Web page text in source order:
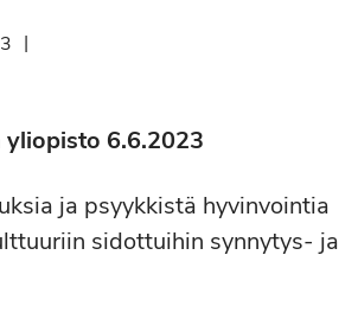
|
yliopisto 6.6.2023
ja psyykkistä hyvinvointia
sidottuihin synnytys- ja